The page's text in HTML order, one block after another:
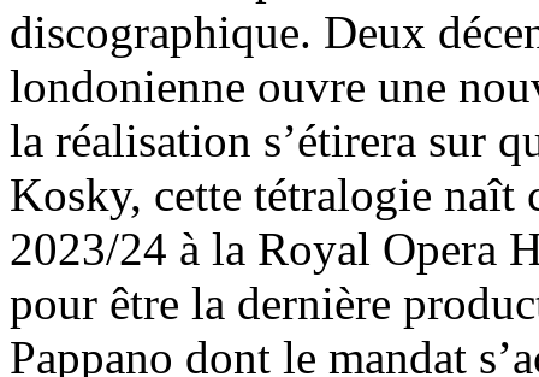
discographique. Deux
londonienne ouvre une
la réalisation s’étirera sur
Kosky, cette tétralogie naît
2023/24 à la Royal Opera
pour être la dernière
Pappano dont le mandat